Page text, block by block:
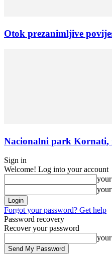
Otok prezanimljive
Nacionalni park Kornati,
Sign in
Welcome! Log into your account
Forgot your password? Get help
Password recovery
Recover your password